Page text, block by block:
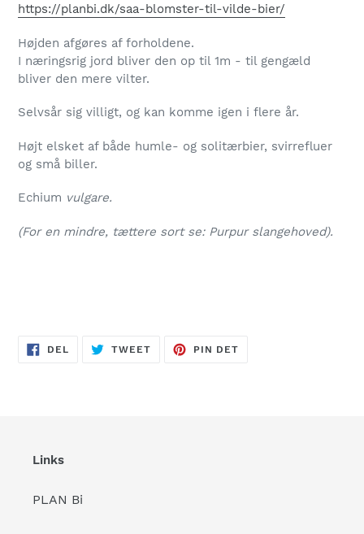
https://planbi.dk/saa-blomster-til-vilde-bier/
Højden afgøres af forholdene.
I næringsrig jord bliver den op til 1m - til gengæld
bliver den mere vilter.
Selvsår sig villigt, og kan komme igen i flere år.
Højt elsket af både humle- og solitærbier, svirrefluer
og små biller.
Echium vulgare.
(For en mindre, tættere sort se: Purpur slangehoved).
DEL TWEETTWEET
PIN DET
Links
PLAN Bi